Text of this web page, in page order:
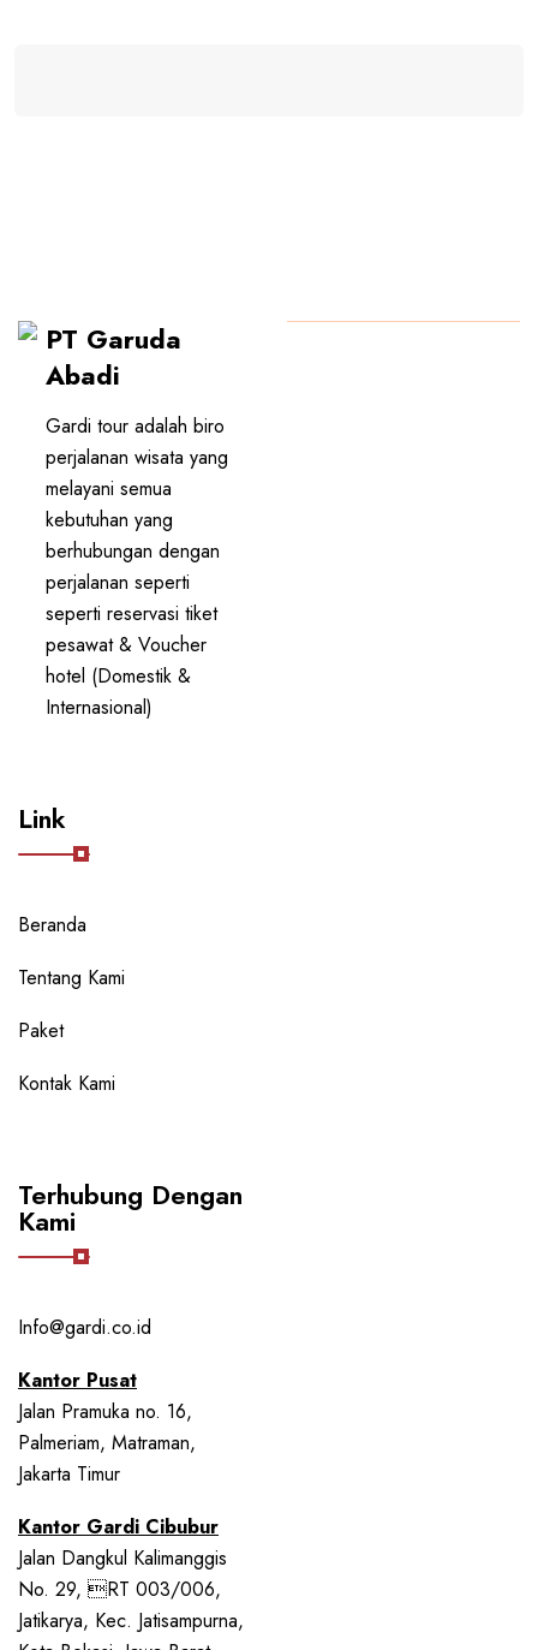
PT Garuda
Abadi
Gardi tour adalah biro
perjalanan wisata yang
melayani semua
kebutuhan yang
berhubungan dengan
perjalanan seperti
seperti reservasi tiket
pesawat & Voucher
hotel (Domestik &
Internasional)
Link
Beranda
Tentang Kami
Paket
Kontak Kami
Terhubung Dengan
Kami
Info@gardi.co.id
Kantor Pusat
Jalan Pramuka no. 16,
Palmeriam, Matraman,
Jakarta Timur
Kantor Gardi Cibubur
Jalan Dangkul Kalimanggis
No. 29, RT 003/006,
Jatikarya, Kec. Jatisampurna,